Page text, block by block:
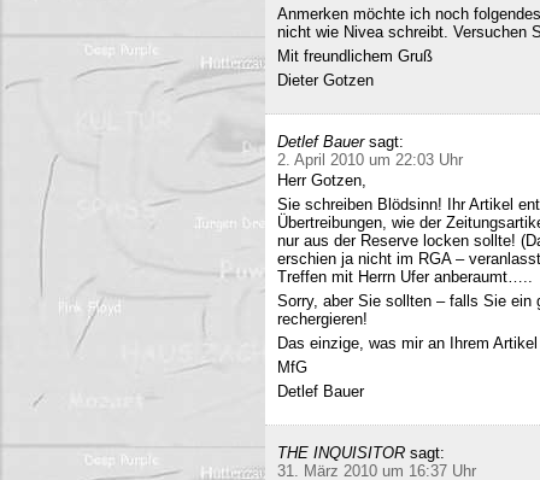
Anmerken möchte ich noch
nicht wie Nivea schreibt. Versuchen
Mit freundlichem Gruß
Dieter Gotzen
Detlef Bauer sagt:
2. April 2010 um 22:03 Uhr
Herr Gotzen,
Sie schreiben Blödsinn! Ihr Artikel
Übertreibungen, wie der
nur aus der Reserve locken sollte!
erschien ja nicht im RGA –
Treffen mit Herrn Ufer anberaumt…..
Sorry, aber Sie sollten – falls Sie ein
rechergieren!
Das einzige, was mir an Ihrem
MfG
Detlef Bauer
THE INQUISITOR sagt:
31. März 2010 um 16:37 Uhr